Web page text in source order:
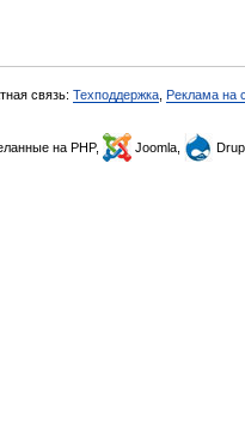
связь: Техподдержка Реклама на
на PHP, Joomla,